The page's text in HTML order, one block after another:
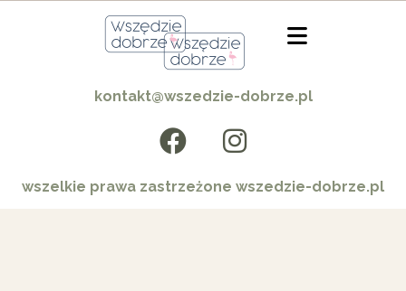
kontakt@wszedzie-dobrze.pl
wszelkie prawa zastrzeżone wszedzie-dobrze.pl